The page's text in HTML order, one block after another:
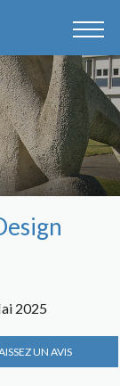
2025
UN AVIS